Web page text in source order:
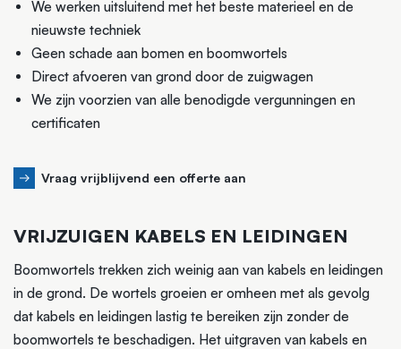
We werken uitsluitend met het beste materieel en de
nieuwste techniek
Geen schade aan bomen en boomwortels
Direct afvoeren van grond door de zuigwagen
We zijn voorzien van alle benodigde vergunningen en
certificaten
Vraag vrijblijvend een offerte aan
VRIJZUIGEN KABELS EN LEIDINGEN
Boomwortels trekken zich weinig aan van kabels en leidingen
in de grond. De wortels groeien er omheen met als gevolg
dat kabels en leidingen lastig te bereiken zijn zonder de
boomwortels te beschadigen. Het uitgraven van kabels en